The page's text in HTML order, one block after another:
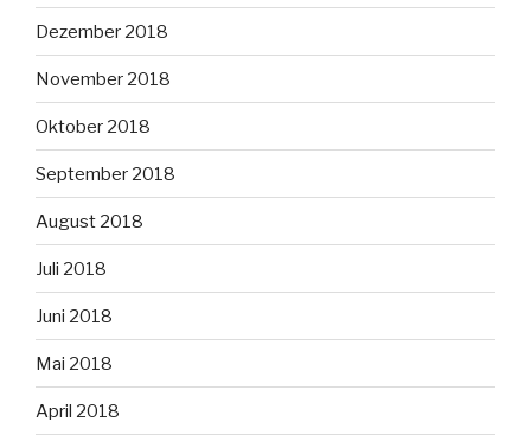
Dezember 2018
November 2018
Oktober 2018
September 2018
August 2018
Juli 2018
Juni 2018
Mai 2018
April 2018